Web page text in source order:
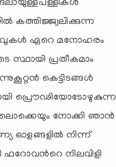
കത്തിജ്ജ്വലിക്കുന്ന
ഏറെ മനോഹരം
സ്ഥായി പ്രതീകമാം
കെട്ടിടങ്ങള്‍
പ്രൌഢിയോടോഴുകുന്ന
നോക്കി ഞാന്‍
ഓളങ്ങളില്‍ നിന്ന്
ഫറോവന്‍റെ നിലവിളി